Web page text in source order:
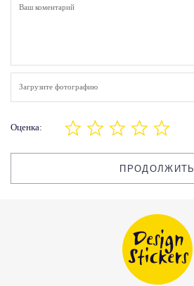
Загрузите фотографию
Оценка:
ПРОДОЛЖИТЬ